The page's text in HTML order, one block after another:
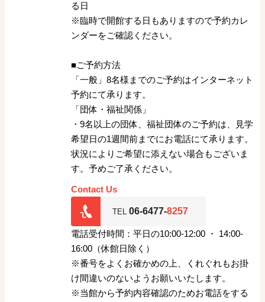
る日
※臨時で開館する日もありますので予約カレ
ンダーをご確認ください。
■ご予約方法
「一般」8名様までのご予約はインターネット
予約にて承ります。
「団体・福祉関係」
・9名以上の団体、福祉団体のご予約は、見学
希望日の1週間前までにお電話にて承ります。
状況によりご希望に添えない場合もございま
す。予めご了承ください。
Contact Us
TEL 06-6477-8257
電話受付時間：平日の10:00-12:00 ・ 14:00-
16:00（休館日除く）
※番号をよくお確かめの上、くれぐれもお掛
け間違いのないようお願いいたします。
※当館から予約内容確認のためお電話をする